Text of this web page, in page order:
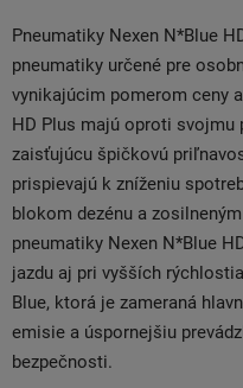
Pneumatiky Nexen N*Blue
pneumatiky určené pre
vynikajúcim pomerom ceny
HD Plus majú oproti svojmu
zaisťujúcu špičkovú
prispievajú k zníženiu
blokom dezénu a
pneumatiky Nexen N*Blue
jazdu aj pri vyšších
Blue, ktorá je zameraná
emisie a úspornejšiu
bezpečnosti.